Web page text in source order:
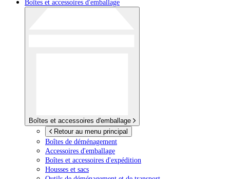
Boîtes et accessoires d'emballage
Boîtes et accessoires d'emballage
Retour au menu principal
Boîtes de déménagement
Accessoires d'emballage
Boîtes et accessoires d'expédition
Housses et sacs